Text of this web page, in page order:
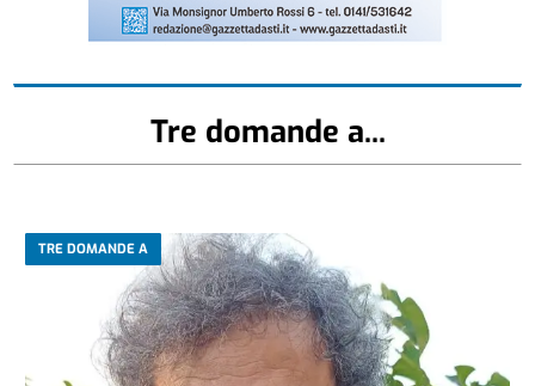
Tre domande a...
TRE DOMANDE A